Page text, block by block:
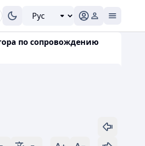
по сопровождению